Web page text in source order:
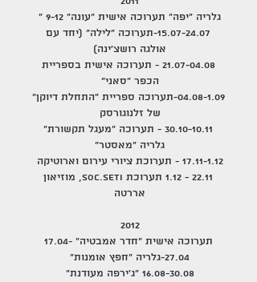
גלריה "יפה" תערוכה אישית "עונה" 9-12 "
15.07-24.07-תערוכה "לילה" (יחד עם
אולגה רושצ'ינה)
21.07-04.08 - תערוכה אישית בספריית
הכפר "סאני"
04.08-1.09-תערוכה ספריית "התחלת דיוקן"
של זלנוגורסק
30.10-10.11 - תערוכה "מעגל תקשורת"
גלריה "מאסטר"
17.11-1.12 - תערוכת ציורי עירום וארוטיקה
22.11 - 1.12 תערוכת SOC.SETI, מוזיאון
אררטה
2012
תערוכה אישית "חדר אמבטיה" 17.04-
27.04-גלריה "חפץ אומנות"
16.08-30.08 "ג'ירפה מעודנת"